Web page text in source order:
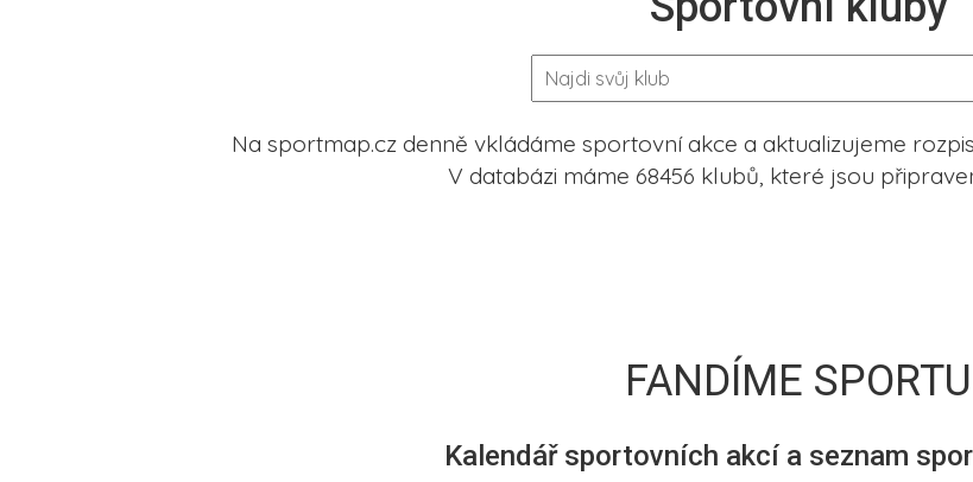
Na sportmap.cz denně vkládáme sportovní akce a aktualizujeme
V databázi máme 68456 klubů, které jsou
FANDÍME SPORTU
Kalendář sportovních akcí a seznam